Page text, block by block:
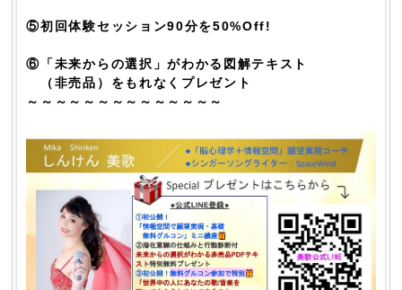
⑤初回体験セッション90分を50%Off!
⑥「未来からの選択」がわかる図解テキスト
（非売品）をもれなくプレゼント
～～～～～～～～～～～～～～